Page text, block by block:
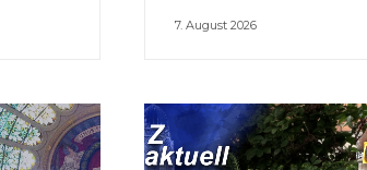
7. August 2026